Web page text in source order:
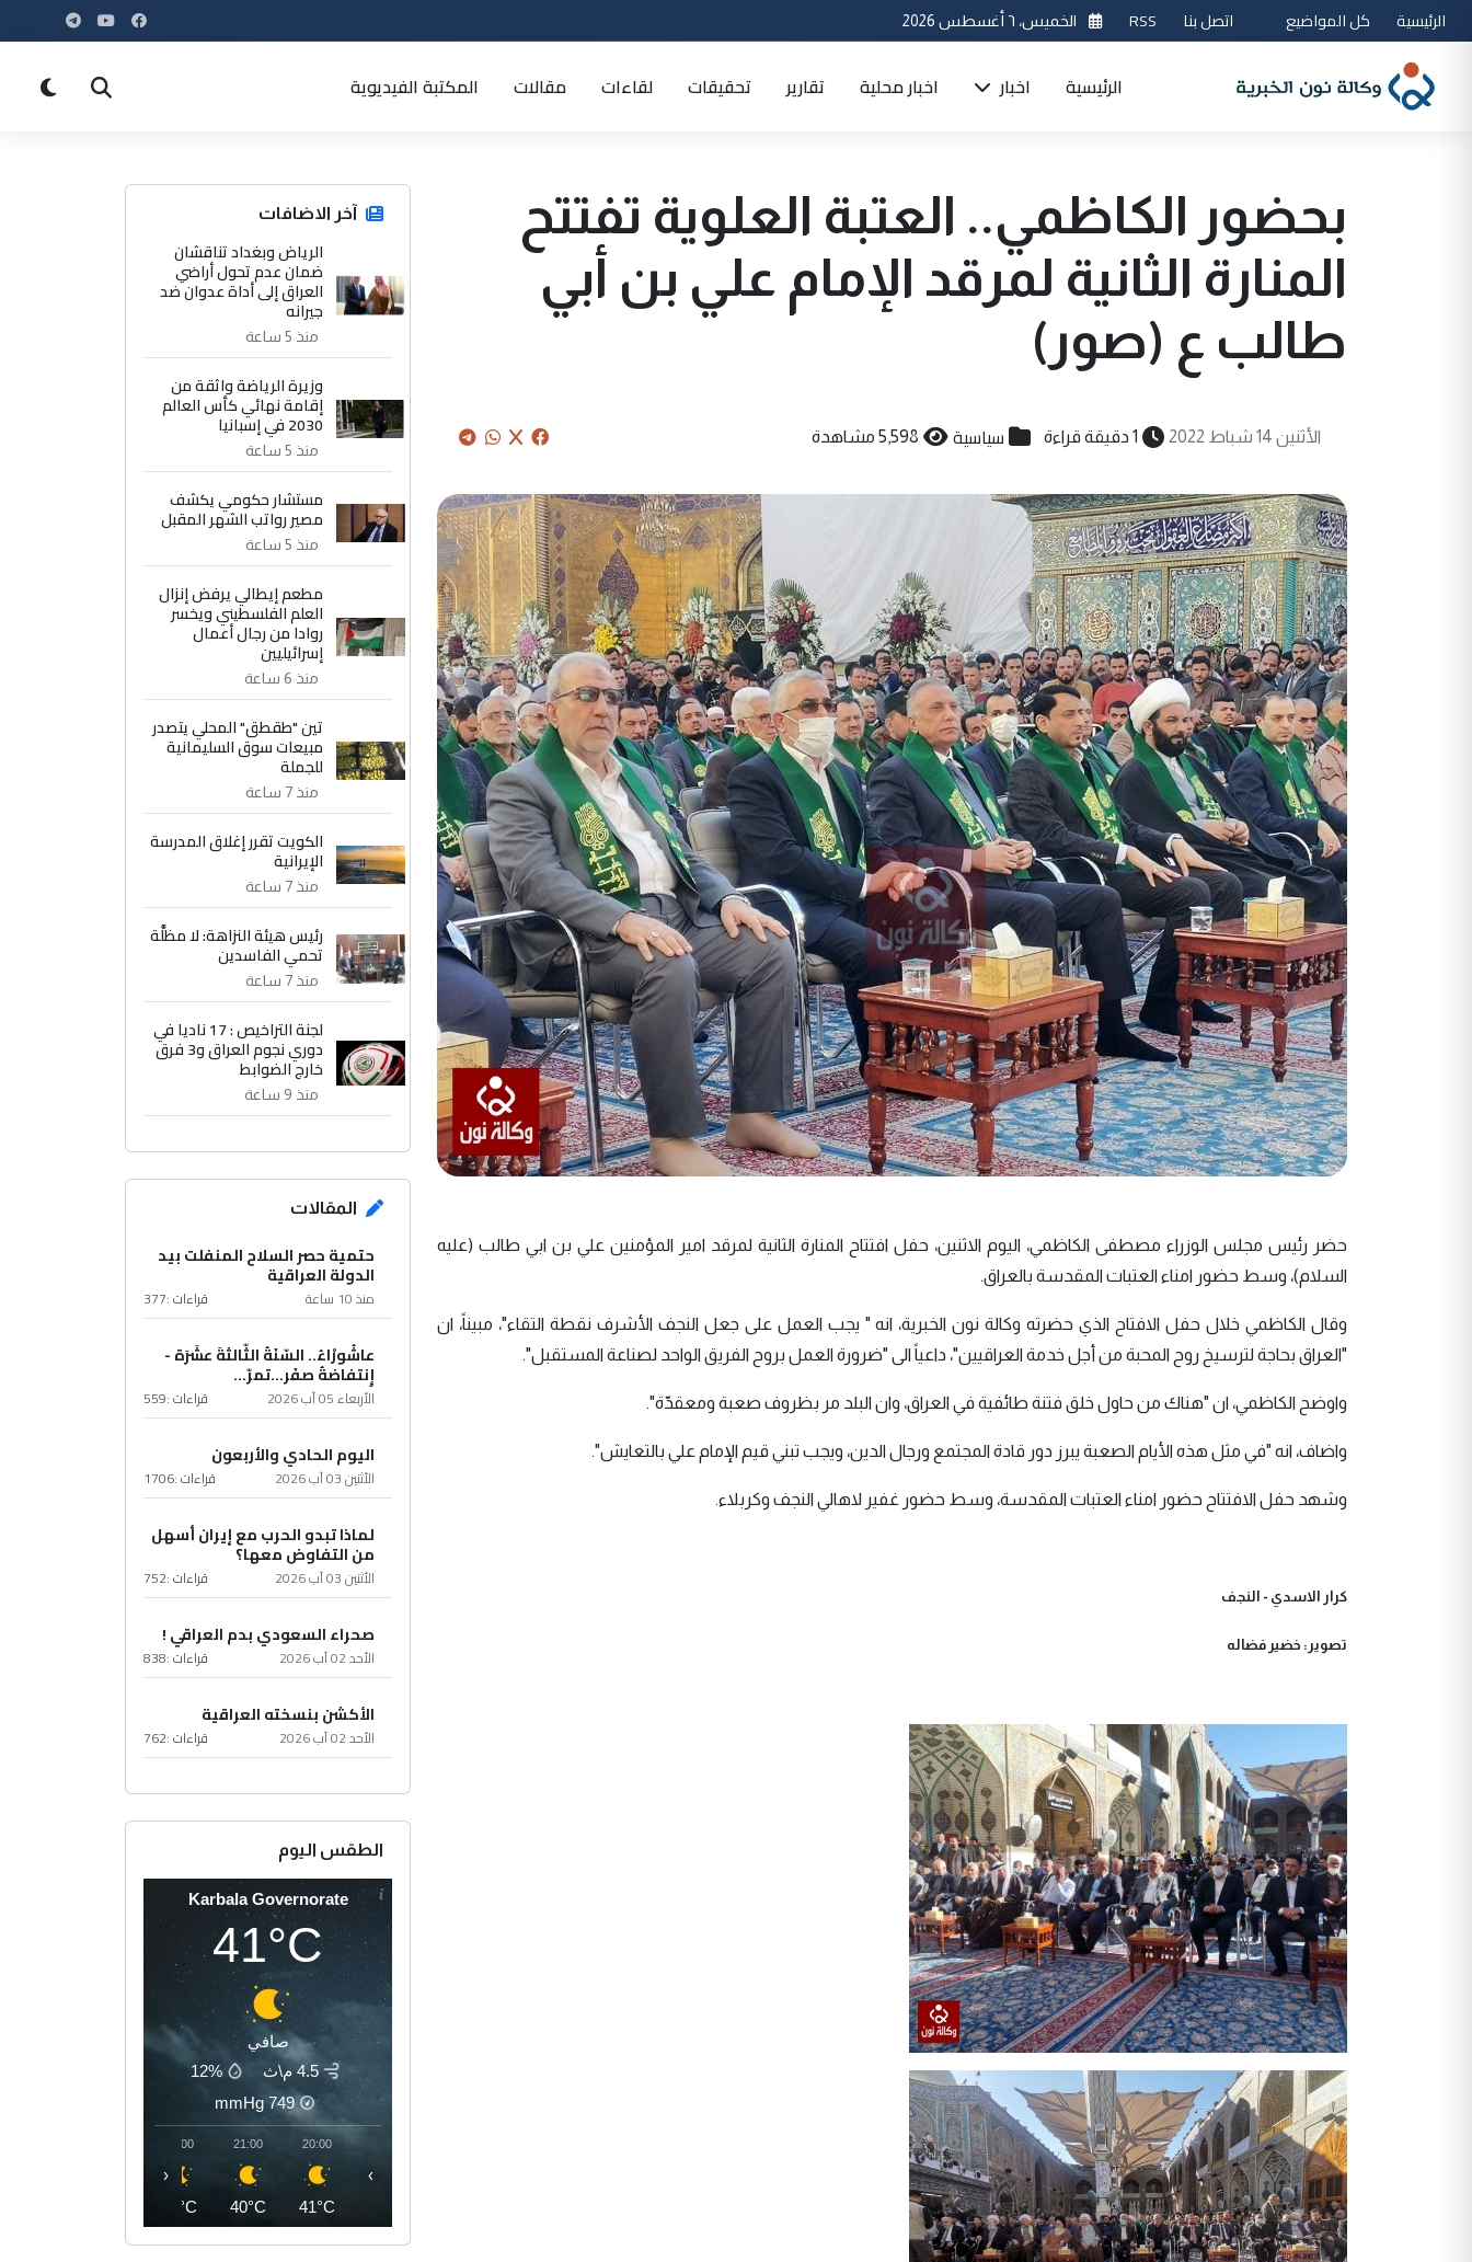
الرئيسية كل المواضيع اتصل بنا RSS الخميس، ٦ أغسطس 2026
الرئيسية اخبار اخبار محلية تقارير تحقيقات لقاءات مقالات المكتبة الفيديوية
بحضور الكاظمي.. العتبة العلوية تفتتح
المنارة الثانية لمرقد الإمام علي بن أبي
طالب ع (صور)
الأثنين 14 شباط 2022 1 دقيقة قراءة سياسية 5,598 مشاهدة
حضر رئيس مجلس الوزراء مصطفى الكاظمي، اليوم الاثنين، حفل افتتاح المنارة الثانية لمرقد امير المؤمنين علي بن ابي طالب (عليه
السلام)، وسط حضور امناء العتبات المقدسة بالعراق.
وقال الكاظمي خلال حفل الافتاح الذي حضرته وكالة نون الخبرية، انه " يجب العمل على جعل النجف الأشرف نقطة التقاء"، مبيناً، ان
"العراق بحاجة لترسيخ روح المحبة من أجل خدمة العراقيين"، داعياً الى "ضرورة العمل بروح الفريق الواحد لصناعة المستقبل".
واوضح الكاظمي، ان "هناك من حاول خلق فتنة طائفية في العراق، وان البلد مر بظروف صعبة ومعقدّة".
واضاف، انه "في مثل هذه الأيام الصعبة يبرز دور قادة المجتمع ورجال الدين، ويجب تبني قيم الإمام علي بالتعايش".
وشهد حفل الافتتاح حضور امناء العتبات المقدسة، وسط حضور غفير لاهالي النجف وكربلاء.
كرار الاسدي - النجف
تصوير: خضير فضاله
آخر الاضافات
الرياض وبغداد تناقشان
ضمان عدم تحول أراضي
العراق إلى أداة عدوان ضد
جيرانه
منذ 5 ساعة
وزيرة الرياضة واثقة من
إقامة نهائي كأس العالم
2030 في إسبانيا
منذ 5 ساعة
مستشار حكومي يكشف
مصير رواتب الشهر المقبل
منذ 5 ساعة
مطعم إيطالي يرفض إنزال
العلم الفلسطيني ويخسر
روادا من رجال أعمال
إسرائيليين
منذ 6 ساعة
تين "طقطق" المحلي يتصدر
مبيعات سوق السليمانية
للجملة
منذ 7 ساعة
الكويت تقرر إغلاق المدرسة
الإيرانية
منذ 7 ساعة
رئيس هيئة النزاهة: لا مظلَّة
تحمي الفاسدين
منذ 7 ساعة
لجنة التراخيص : 17 ناديا في
دوري نجوم العراق و3 فرق
خارج الضوابط
منذ 9 ساعة
المقالات
حتمية حصر السلاح المنفلت بيد
الدولة العراقية
منذ 10 ساعة قراءات :377
عاشُورْاءُ.. السّنَةُ الثّالثةَ عشَرَة -
إِنتفاضةُ صفَر…تمرّ...
الأربعاء 05 آب 2026 قراءات :559
اليوم الحادي والأربعون
الأثنين 03 آب 2026 قراءات :1706
لماذا تبدو الحرب مع إيران أسهل
من التفاوض معها؟
الأثنين 03 آب 2026 قراءات :752
صحراء السعودي بدم العراقي !
الأحد 02 آب 2026 قراءات :838
الأكشن بنسخته العراقية
الأحد 02 آب 2026 قراءات :762
الطقس اليوم
Karbala Governorate
41°C
صافي
4.5 م\ث
12%
749
mmHg
20:00
41°C
21:00
40°C
22:00
39°C
‹ ›